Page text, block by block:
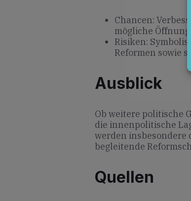
Chancen:
mögliche
Risiken:
Reformen sowie
Ausblick
Ob weitere politische
die innenpolitische
werden insbesondere
begleitende
Quellen